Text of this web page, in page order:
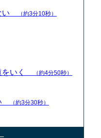
い （約3分10秒）
をいく （約4分50秒）
（約3分30秒）